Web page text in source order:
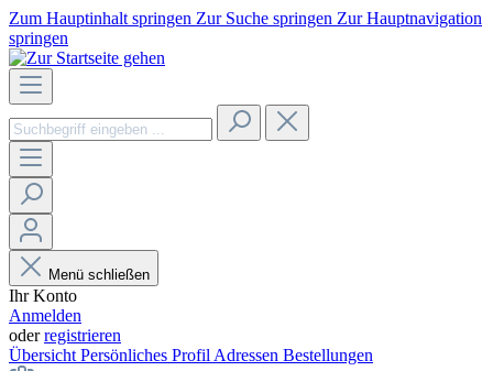
Zum Hauptinhalt springen Zur Suche springen Zur Hauptnavigation
springen
Menü schließen
Ihr Konto
Anmelden
oderregistrieren
Übersicht Persönliches Profil Adressen Bestellungen